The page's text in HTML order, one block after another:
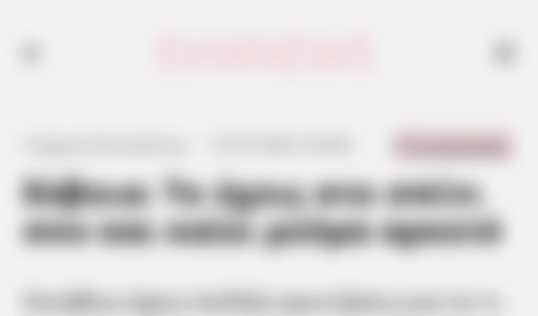
Εύβοια: Το έχεις στο σπίτι
σου και καίει ρεύμα αρκετό
Συνήθως έχεις πολλές ερωτήσεις για το τι